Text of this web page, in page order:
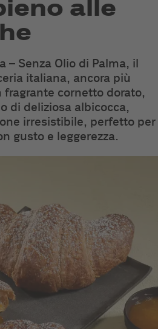
alle
– Senza Olio di Palma, il
italiana, ancora più
fragrante cornetto dorato,
di deliziosa albicocca,
irresistibile, perfetto per
gusto e leggerezza.